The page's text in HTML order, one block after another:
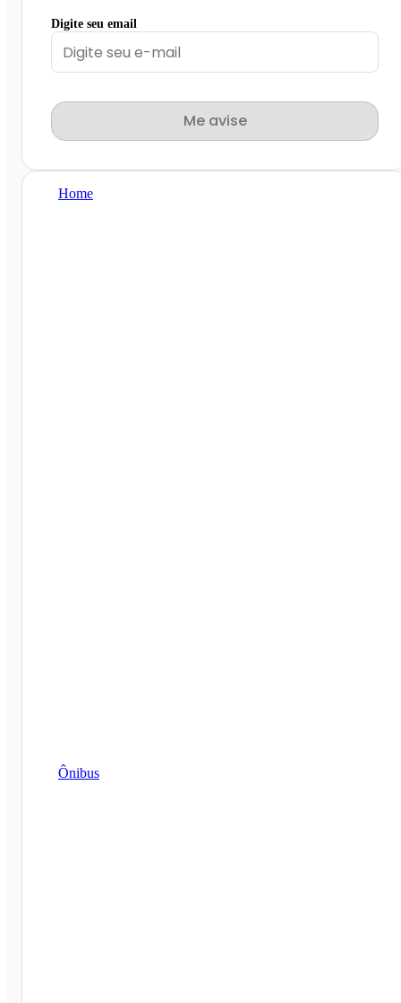
Digite seu email
Me avise
Home
Ônibus